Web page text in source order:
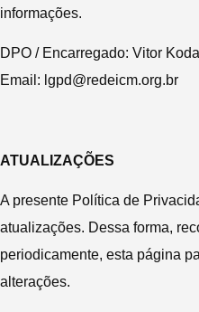
informações.
DPO / Encarregado: Vitor
Email: lgpd@redeicm.org.br
ATUALIZAÇÕES
A presente Política de
atualizações. Dessa forma,
periodicamente, esta página
alterações.